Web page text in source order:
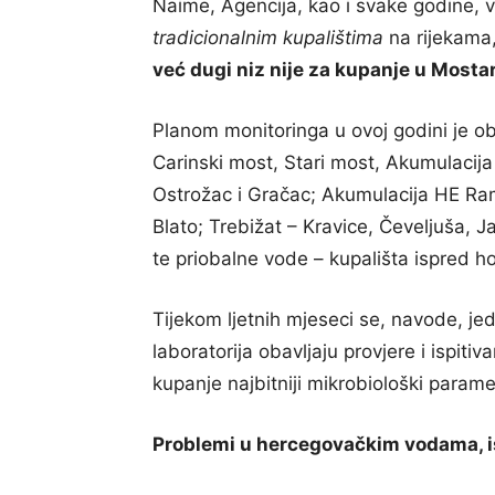
Naime, Agencija, kao i svake godine,
tradicionalnim kupalištima na
već dugi niz nije za kupanje u
Planom monitoringa u ovoj godini je
Carinski most, Stari most,
Ostrožac i Gračac; Akumulacija HE
Blato; Trebižat – Kravice, Čeveljuša,
te priobalne vode – kupališta ispred
Tijekom ljetnih mjeseci se, navode,
laboratorija obavljaju provjere i
kupanje najbitniji mikrobiološki
Problemi u hercegovačkim vodama,